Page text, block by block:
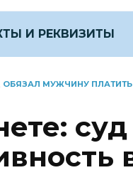
И РЕКВИЗИТЫ
ОБЯЗАЛ МУЖЧИНУ